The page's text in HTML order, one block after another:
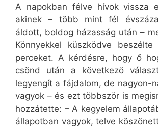
A napokban félve hívok vissza
akinek – több mint fél
áldott, boldog házasság után –
Könnyekkel küszködve
perceket. A kérdésre, hogy ő
csönd után a következő
legyengít a fájdalom, de nagyon-
vagyok – és ezt többször is
hozzátette: – A kegyelem
állapotban vagyok, telve